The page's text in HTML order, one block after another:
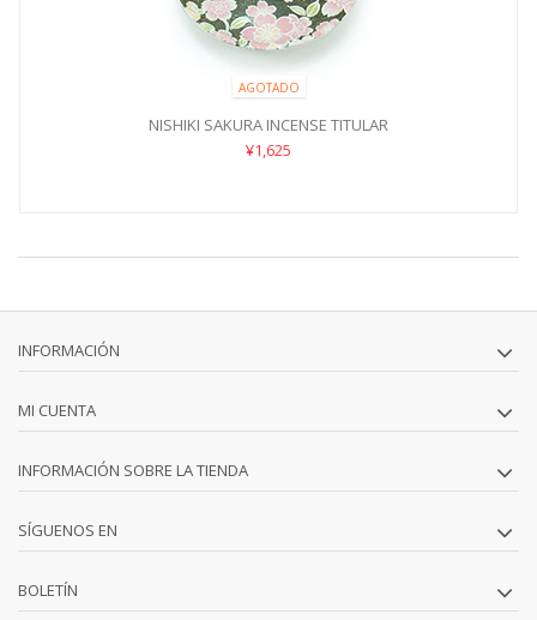
AGOTADO
NISHIKI SAKURA INCENSE TITULAR
¥1,625
INFORMACIÓN
MI CUENTA
INFORMACIÓN SOBRE LA TIENDA
SÍGUENOS EN
BOLETÍN